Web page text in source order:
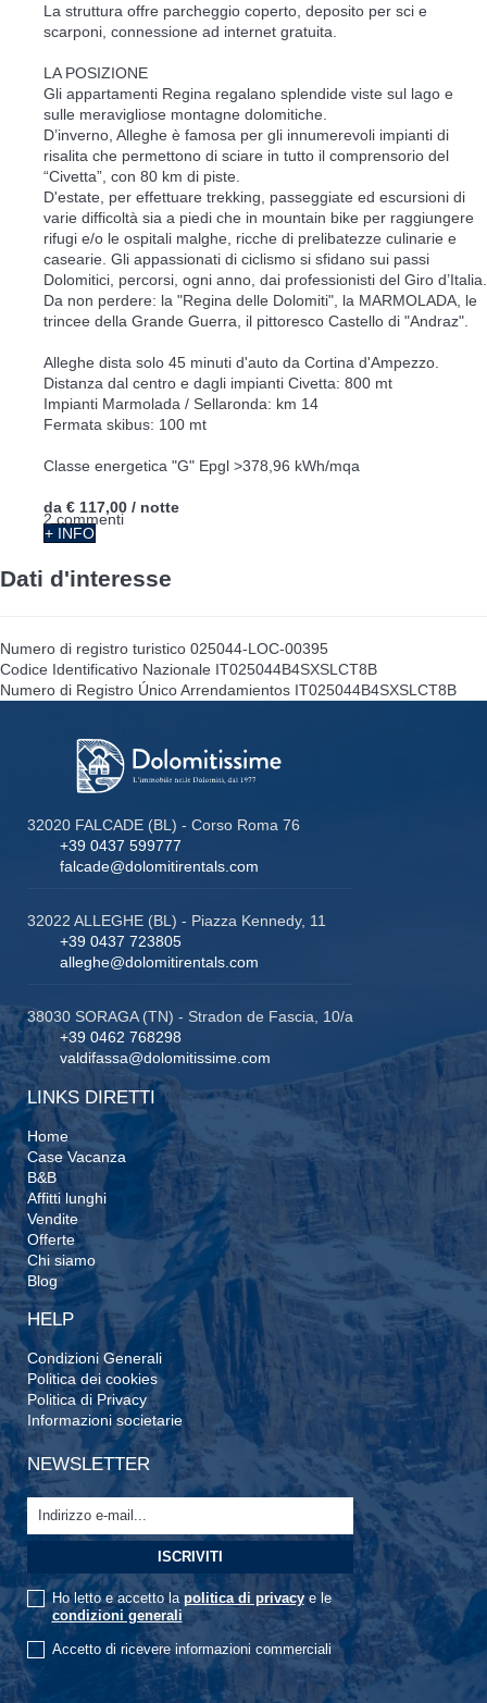
La struttura offre parcheggio coperto, deposito per sci e
scarponi, connessione ad internet gratuita.
LA POSIZIONE
Gli appartamenti Regina regalano splendide viste sul lago e
sulle meravigliose montagne dolomitiche.
D’inverno, Alleghe è famosa per gli innumerevoli impianti di
risalita che permettono di sciare in tutto il comprensorio del
“Civetta”, con 80 km di piste.
D'estate, per effettuare trekking, passeggiate ed escursioni di
varie difficoltà sia a piedi che in mountain bike per raggiungere
rifugi e/o le ospitali malghe, ricche di prelibatezze culinarie e
casearie. Gli appassionati di ciclismo si sfidano sui passi
Dolomitici, percorsi, ogni anno, dai professionisti del Giro d’Italia.
Da non perdere: la "Regina delle Dolomiti", la MARMOLADA, le
trincee della Grande Guerra, il pittoresco Castello di "Andraz".
Alleghe dista solo 45 minuti d'auto da Cortina d'Ampezzo.
Distanza dal centro e dagli impianti Civetta: 800 mt
Impianti Marmolada / Sellaronda: km 14
Fermata skibus: 100 mt
Classe energetica "G" Epgl >378,96 kWh/mqa
2 commenti
da € 117,00 / notte
+ INFO
Dati d'interesse
Numero di registro turistico 025044-LOC-00395
Codice Identificativo Nazionale IT025044B4SXSLCT8B
Numero di Registro Único Arrendamientos IT025044B4SXSLCT8B
32020 FALCADE (BL) - Corso Roma 76
+39 0437 599777
falcade@dolomitirentals.com
32022 ALLEGHE (BL) - Piazza Kennedy, 11
+39 0437 723805
alleghe@dolomitirentals.com
38030 SORAGA (TN) - Stradon de Fascia, 10/a
+39 0462 768298
valdifassa@dolomitissime.com
LINKS DIRETTI
Home
Case Vacanza
B&B
Affitti lunghi
Vendite
Offerte
Chi siamo
Blog
HELP
Condizioni Generali
Politica dei cookies
Politica di Privacy
Informazioni societarie
NEWSLETTER
Ho letto e accetto lapolitica di privacye le
condizioni generali
Accetto di ricevere informazioni commerciali